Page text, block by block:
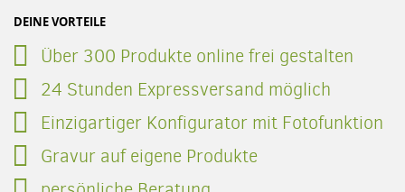
DEINE VORTEILE
Über 300 Produkte online frei gestalten
24 Stunden Expressversand möglich
Einzigartiger Konfigurator mit Fotofunktion
Gravur auf eigene Produkte